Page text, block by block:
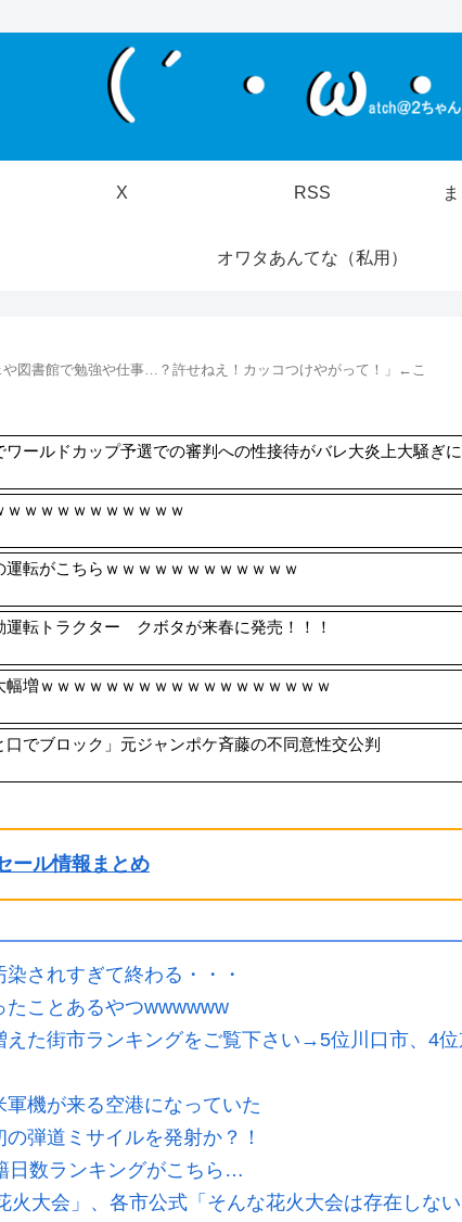
X RSS
オワタあんてな（私用）
や図書館で勉強や仕事…？許せねえ！カッコつけやがって！」←こ
ワールドカップ予選での審判への性接待がバレ大炎上大騒ぎ
ｗｗｗｗｗｗｗｗｗｗｗ
運転がこちらｗｗｗｗｗｗｗｗｗｗｗｗ
運転トラクター クボタが来春に発売！！！
幅増ｗｗｗｗｗｗｗｗｗｗｗｗｗｗｗｗｗｗ
口でブロック」元ジャンポケ斉藤の不同意性交公判
ール情報まとめ
されすぎて終わる・・・
たことあるやつwwwwww
えた街市ランキングをご覧下さい→5位川口市、4
軍機が来る空港になっていた
弾道ミサイルを発射か？！
日数ランキングがこちら…
火大会」、各市公式「そんな花火大会は存在しな